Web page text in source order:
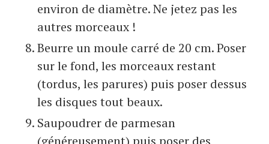
environ de diamètre. Ne jetez pas les
autres morceaux !
Beurre un moule carré de 20 cm. Poser
sur le fond, les morceaux restant
(tordus, les parures) puis poser dessus
les disques tout beaux.
Saupoudrer de parmesan